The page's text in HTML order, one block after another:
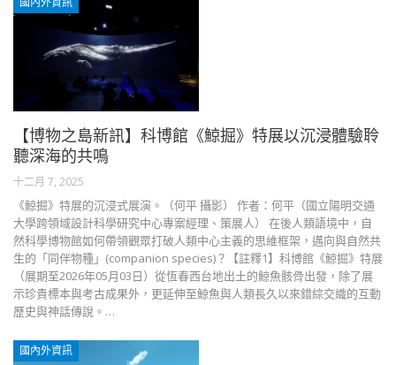
國內外資訊
【博物之島新訊】科博館《鯨掘》特展以沉浸體驗聆
聽深海的共鳴
十二月 7, 2025
《鯨掘》特展的沉浸式展演。（何平 攝影） 作者：何平（國立陽明交通
大學跨領域設計科學研究中心專案經理、策展人） 在後人類語境中，自
然科學博物館如何帶領觀眾打破人類中心主義的思維框架，邁向與自然共
生的「同伴物種」(companion species)？【註釋1】科博館《鯨掘》特展
（展期至2026年05月03日）從恆春西台地出土的鯨魚骸骨出發，除了展
示珍貴標本與考古成果外，更延伸至鯨魚與人類長久以來錯綜交織的互動
歷史與神話傳說。…
國內外資訊